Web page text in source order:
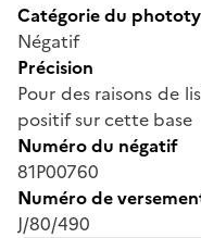
Catégorie du
Négatif
Précision
Pour des raisons de
positif sur cette base
Numéro du négatif
81P00760
Numéro de
J/80/490